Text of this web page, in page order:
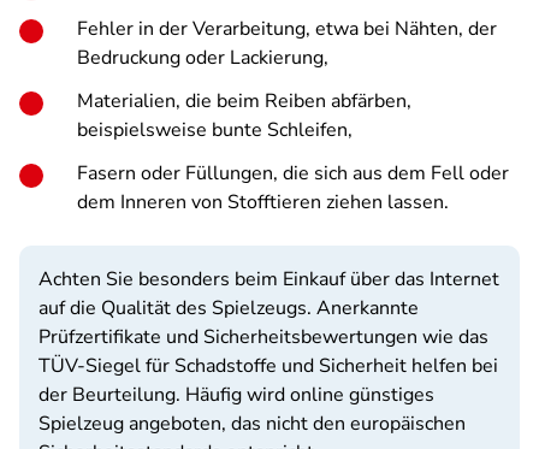
Fehler in der Verarbeitung, etwa bei Nähten, der
Bedruckung oder Lackierung,
Materialien, die beim Reiben abfärben,
beispielsweise bunte Schleifen,
Fasern oder Füllungen, die sich aus dem Fell oder
dem Inneren von Stofftieren ziehen lassen.
Achten Sie besonders beim Einkauf über das Internet
auf die Qualität des Spielzeugs. Anerkannte
Prüfzertifikate und Sicherheitsbewertungen wie das
TÜV-Siegel für Schadstoffe und Sicherheit helfen bei
der Beurteilung. Häufig wird online günstiges
Spielzeug angeboten, das nicht den europäischen